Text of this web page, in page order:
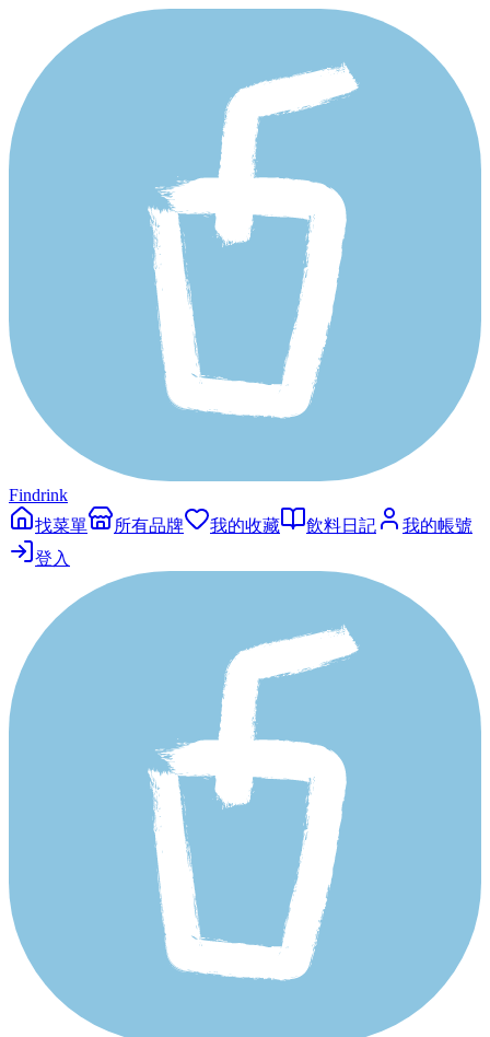
Findrink
找菜單
所有品牌 我的收藏 飲料日記
我的帳號
登入